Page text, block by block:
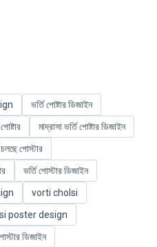
ভর্তি পোষ্টার ডিজাইন
মাদ্রাসা ভর্তি পোষ্টার ডিজাইন
চলছে পোস্টার
ভর্তি পোস্টার ডিজাইন
vorti cholsi
poster design
ডিজাইন